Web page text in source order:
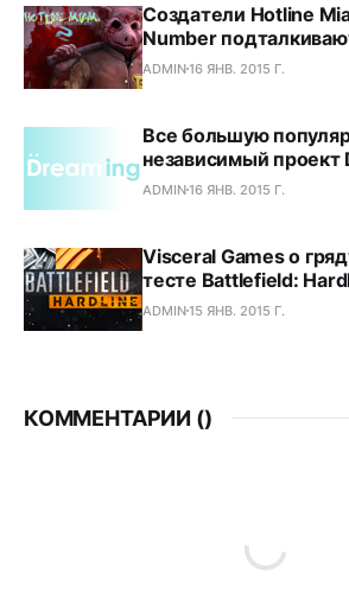
Создатели Hotline
Number
ADMIN16 ЯНВ. 2015 Г.
Все большую
независимый проект
ADMIN16 ЯНВ. 2015 Г.
Visceral Games о
тесте Battlefield:
ADMIN15 ЯНВ. 2015 Г.
КОММЕНТАРИИ ()